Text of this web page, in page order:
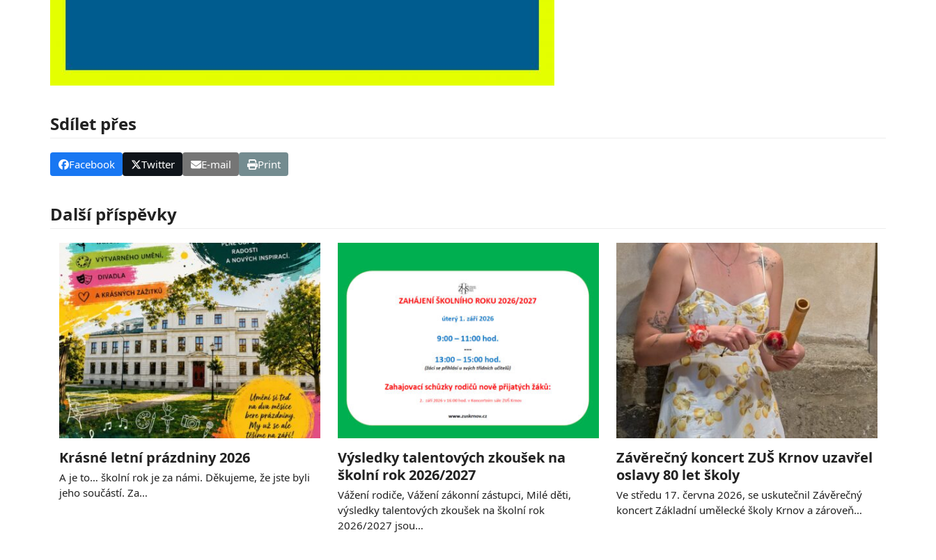
Sdílet přes
Facebook Twitter E-mail Print
Další příspěvky
Krásné letní prázdniny 2026
A je to… školní rok je za námi. Děkujeme, že jste byli
jeho součástí. Za…
Výsledky talentových zkoušek na
školní rok 2026/2027
Vážení rodiče, Vážení zákonní zástupci, Milé děti,
výsledky talentových zkoušek na školní rok
2026/2027 jsou…
Závěrečný koncert ZUŠ Krnov uzavřel
oslavy 80 let školy
Ve středu 17. června 2026, se uskutečnil Závěrečný
koncert Základní umělecké školy Krnov a zároveň…